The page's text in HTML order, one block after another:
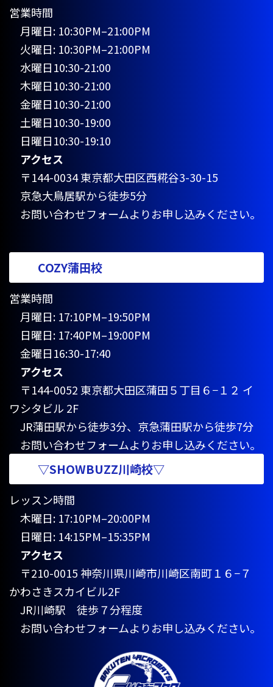
営業時間
月曜日: 10:30PM–21:00PM
火曜日: 10:30PM–21:00PM
水曜日10:30-21:00
木曜日10:30-21:00
金曜日10:30-21:00
土曜日10:30-19:00
日曜日10:30-19:10
アクセス
〒144-0034 東京都大田区西糀谷3-30-15
京急大鳥居駅から徒歩5分
お問い合わせフォームよりお申し込みください。
COZY蒲田校
営業時間
月曜日: 17:10PM–19:50PM
日曜日: 17:40PM–19:00PM
金曜日16:30-17:40
アクセス
〒144-0052 東京都大田区蒲田５丁目６−１２ イ
ワシタビル 2F
JR蒲田駅から徒歩3分、京急蒲田駅から徒歩7分
お問い合わせフォームよりお申し込みください。
▽SHOWBUZZ川崎校▽
レッスン時間
木曜日: 17:10PM–20:00PM
日曜日: 14:15PM–15:35PM
アクセス
〒210-0015 神奈川県川崎市川崎区南町１６−７
かわさきスカイビル2F
JR川崎駅 徒歩７分程度
お問い合わせフォームよりお申し込みください。